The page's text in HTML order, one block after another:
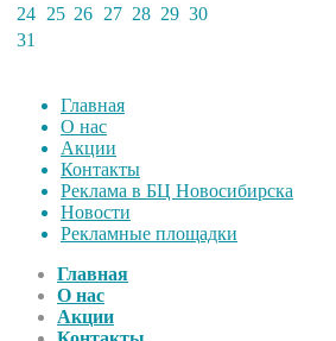
24 25 26 27 28 29 30
31
Главная
О нас
Акции
Контакты
Реклама в БЦ Новосибирска
Новости
Рекламные площадки
Главная
О нас
Акции